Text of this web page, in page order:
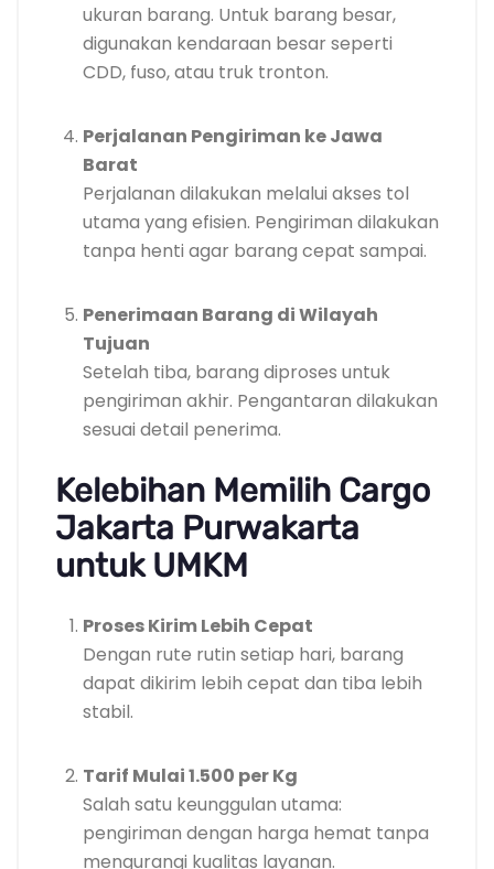
ukuran barang. Untuk barang besar,
digunakan kendaraan besar seperti
CDD, fuso, atau truk tronton.
Perjalanan Pengiriman ke Jawa
Barat
Perjalanan dilakukan melalui akses tol
utama yang efisien. Pengiriman dilakukan
tanpa henti agar barang cepat sampai.
Penerimaan Barang di Wilayah
Tujuan
Setelah tiba, barang diproses untuk
pengiriman akhir. Pengantaran dilakukan
sesuai detail penerima.
Kelebihan Memilih Cargo
Jakarta Purwakarta
untuk UMKM
Proses Kirim Lebih Cepat
Dengan rute rutin setiap hari, barang
dapat dikirim lebih cepat dan tiba lebih
stabil.
Tarif Mulai 1.500 per Kg
Salah satu keunggulan utama:
pengiriman dengan harga hemat tanpa
mengurangi kualitas layanan.